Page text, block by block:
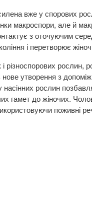
вже у спорових
макроспори, але й
з оточуючим
і перетворює
і різноспорових
утворення з
рослин
гамет до жіночих.
поживні